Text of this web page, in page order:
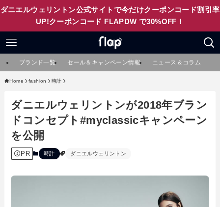
ダニエルウェリントン公式サイトで今だけクーポンコード割引率
UP!クーポンコード FLAPDW で30%OFF！
ブランド一覧 セール＆キャンペーン情報 ニュース＆コラム
Home fashion 時計
ダニエルウェリントンが2018年ブラン
ドコンセプト#myclassicキャンペーン
を公開
PR 時計 ダニエルウェリントン